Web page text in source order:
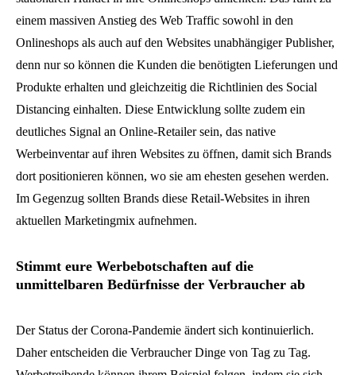
einem massiven Anstieg des Web Traffic sowohl in den
Onlineshops als auch auf den Websites unabhängiger Publisher,
denn nur so können die Kunden die benötigten Lieferungen und
Produkte erhalten und gleichzeitig die Richtlinien des Social
Distancing einhalten. Diese Entwicklung sollte zudem ein
deutliches Signal an Online-Retailer sein, das native
Werbeinventar auf ihren Websites zu öffnen, damit sich Brands
dort positionieren können, wo sie am ehesten gesehen werden.
Im Gegenzug sollten Brands diese Retail-Websites in ihren
aktuellen Marketingmix aufnehmen.
Stimmt eure Werbebotschaften auf die
unmittelbaren Bedürfnisse der Verbraucher ab
Der Status der Corona-Pandemie ändert sich kontinuierlich.
Daher entscheiden die Verbraucher Dinge von Tag zu Tag.